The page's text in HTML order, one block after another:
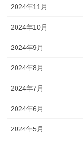
2024年11月
2024年10月
2024年9月
2024年8月
2024年7月
2024年6月
2024年5月